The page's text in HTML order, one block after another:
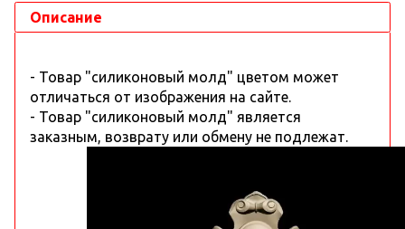
Описание
- Товар "силиконовый молд" цветом может
отличаться от изображения на сайте.
- Товар "силиконовый молд" является
заказным, возврату или обмену не подлежат.